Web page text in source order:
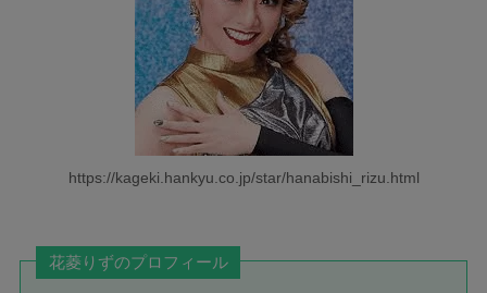
https://kageki.hankyu.co.jp/star/hanabishi_rizu.html
花菱りずのプロフィール